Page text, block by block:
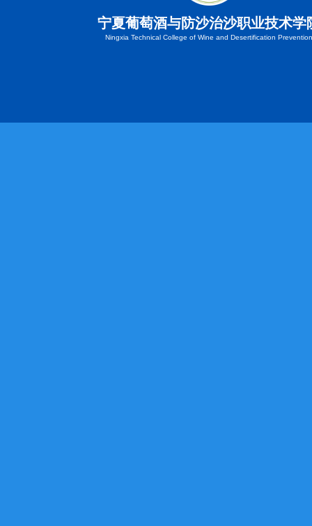
宁夏葡萄酒与防沙治沙职业技术学
Ningxia Technical College of Wine and Desertification Prevention